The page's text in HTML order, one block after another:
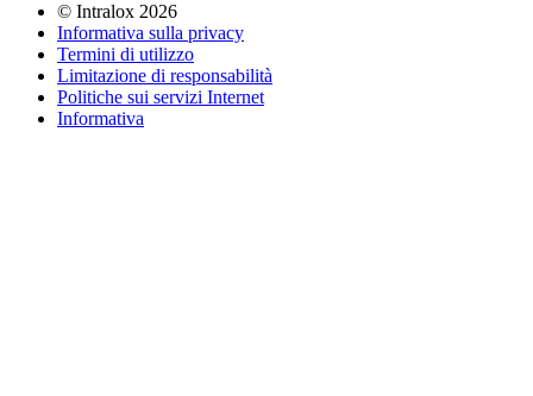
© Intralox 2026
Informativa sulla privacy
Termini di utilizzo
Limitazione di responsabilità
Politiche sui servizi Internet
Informativa